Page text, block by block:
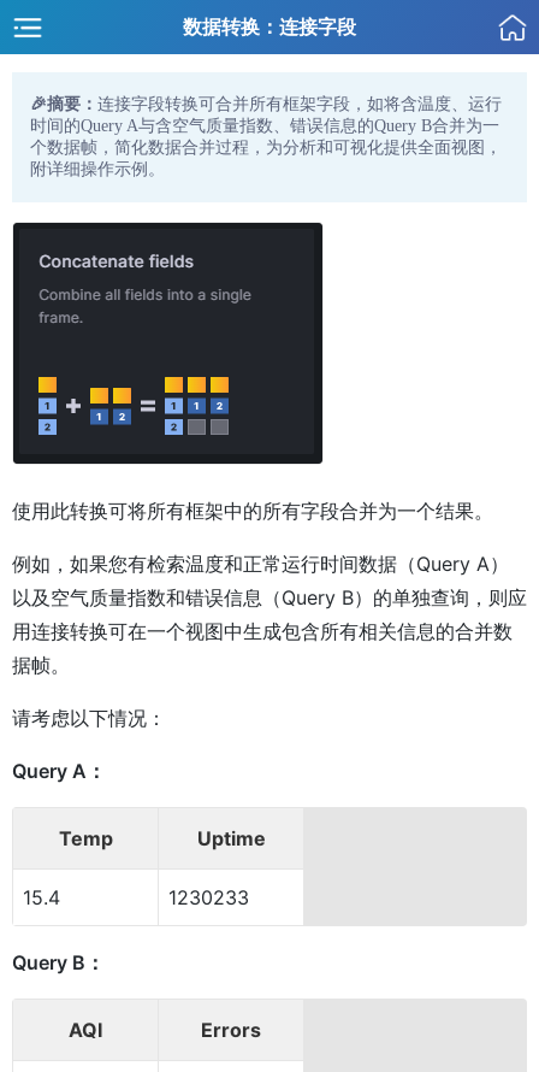
数据转换：连接字段
🎉摘要： 连接字段转换可合并所有框架字段，如将含温度、运行
时间的Query A与含空气质量指数、错误信息的Query B合并为一
个数据帧，简化数据合并过程，为分析和可视化提供全面视图，
附详细操作示例。
使用此转换可将所有框架中的所有字段合并为一个结果。
例如，如果您有检索温度和正常运行时间数据（Query A）
以及空气质量指数和错误信息（Query B）的单独查询，则应
用连接转换可在一个视图中生成包含所有相关信息的合并数
据帧。
请考虑以下情况：
Query A：
Temp Uptime
15.4 1230233
Query B：
AQI Errors